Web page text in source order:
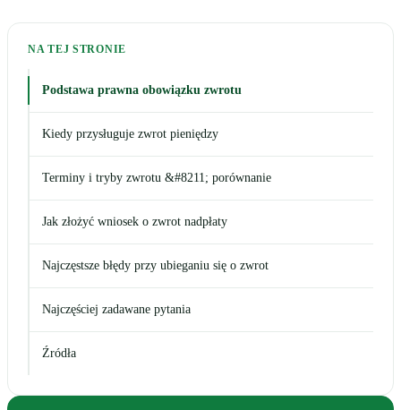
NA TEJ STRONIE
Podstawa prawna obowiązku zwrotu
Kiedy przysługuje zwrot pieniędzy
Terminy i tryby zwrotu &#8211; porównanie
Jak złożyć wniosek o zwrot nadpłaty
Najczęstsze błędy przy ubieganiu się o zwrot
Najczęściej zadawane pytania
Źródła